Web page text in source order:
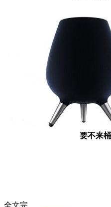
要不来
全文完